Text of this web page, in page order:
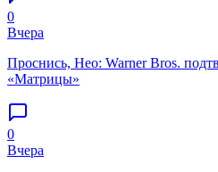
0
Вчера
Проснись, Нео: Warner Bros.
«Матрицы»
0
Вчера